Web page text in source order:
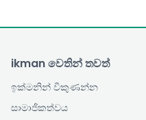
ikman වෙතින් තවත්
ඉක්මනින් විකුණන්න
සාමාජිකත්වය